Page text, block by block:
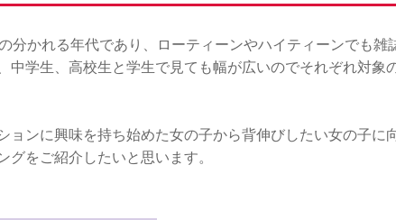
分かれる年代であり、ローティーンやハイティーンでも雑
中学生、高校生と学生で見ても幅が広いのでそれぞれ対象
ョンに興味を持ち始めた女の子から背伸びしたい女の子に
グをご紹介したいと思います。